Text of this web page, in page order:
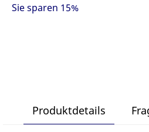
Sie sparen 15%
Produktdetails